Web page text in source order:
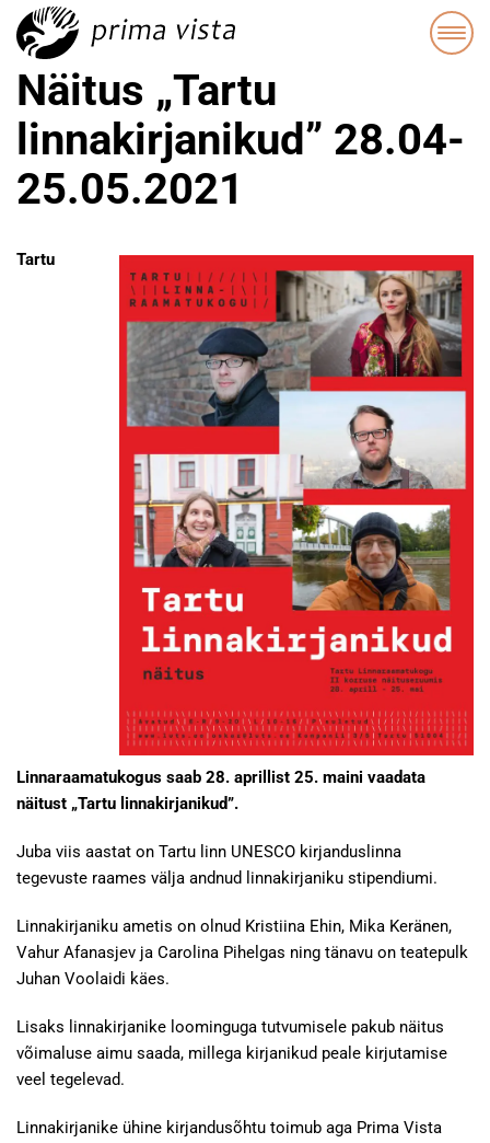
Näitus „Tartu
linnakirjanikud” 28.04-
25.05.2021
Tartu
Linnaraamatukogus saab 28. aprillist 25. maini vaadata
näitust „Tartu linnakirjanikud”.
Juba viis aastat on Tartu linn UNESCO kirjanduslinna
tegevuste raames välja andnud linnakirjaniku stipendiumi.
Linnakirjaniku ametis on olnud Kristiina Ehin, Mika Keränen,
Vahur Afanasjev ja Carolina Pihelgas ning tänavu on teatepulk
Juhan Voolaidi käes.
Lisaks linnakirjanike loominguga tutvumisele pakub näitus
võimaluse aimu saada, millega kirjanikud peale kirjutamise
veel tegelevad.
Linnakirjanike ühine kirjandusõhtu toimub aga Prima Vista